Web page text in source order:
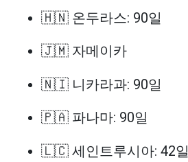
🇭🇳 온두라스: 90일
🇯🇲 자메이카
🇳🇮 니카라과: 90일
🇵🇦 파나마: 90일
🇱🇨 세인트루시아: 42일